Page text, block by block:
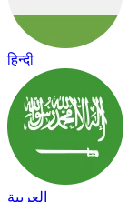
हिन्दी
العربية